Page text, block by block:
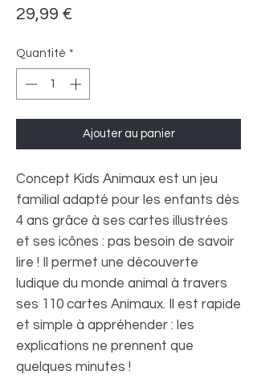
29,99 €
Quantité *
Ajouter au panier
Concept Kids Animaux est un jeu
familial adapté pour les enfants dès
4 ans grâce à ses cartes illustrées
et ses icônes : pas besoin de savoir
lire ! Il permet une découverte
ludique du monde animal à travers
ses 110 cartes Animaux. Il est rapide
et simple à appréhender : les
explications ne prennent que
quelques minutes !